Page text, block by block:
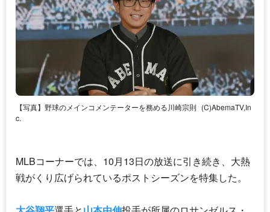
【写真】野球のメインコメンテーターを務める川崎宗則 (C)AbemaTV,In
c.
MLBコーナーでは、10月13日の放送に引き続き、大熱
戦がくり広げられているポストシーズンを特集した。